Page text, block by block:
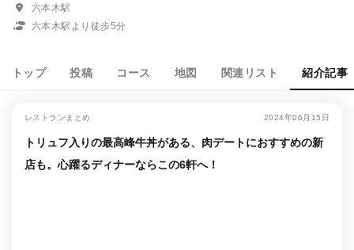
六本木駅
六本木駅より徒歩5分
トップ 投稿 コース 地図 関連リスト 紹介記事
レストランまとめ 2024年06月15日
トリュフ入りの最高峰牛丼がある、肉デートにおすすめの新
店も。心躍るディナーならこの6軒へ！